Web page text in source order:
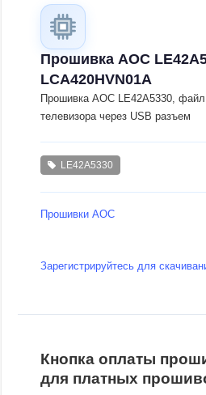
Прошивка AOC
LCA420HVN01A
Прошивка AOC LE42A5330,
телевизора через USB разъем
LE42A5330
Прошивки AOC
Зарегистрируйтесь для
Кнопка оплаты
для платных